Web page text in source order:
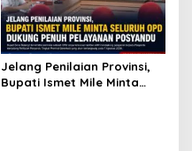
Jelang Penilaian Provinsi,
Bupati Ismet Mile Minta